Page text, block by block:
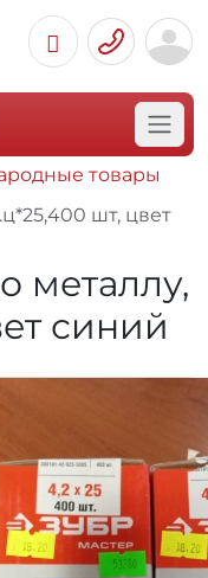
товары
шт, цвет
синий